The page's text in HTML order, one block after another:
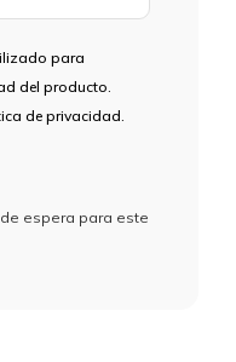
para
del producto.
de privacidad.
espera para este